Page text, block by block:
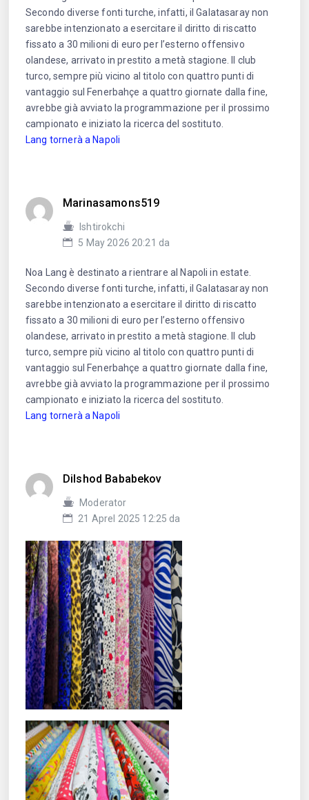
Secondo diverse fonti turche, infatti, il Galatasaray non
sarebbe intenzionato a esercitare il diritto di riscatto
fissato a 30 milioni di euro per l’esterno offensivo
olandese, arrivato in prestito a metà stagione. Il club
turco, sempre più vicino al titolo con quattro punti di
vantaggio sul Fenerbahçe a quattro giornate dalla fine,
avrebbe già avviato la programmazione per il prossimo
campionato e iniziato la ricerca del sostituto.
Lang tornerà a Napoli
Marinasamons519
Ishtirokchi
5 May 2026 20:21 da
Noa Lang è destinato a rientrare al Napoli in estate.
Secondo diverse fonti turche, infatti, il Galatasaray non
sarebbe intenzionato a esercitare il diritto di riscatto
fissato a 30 milioni di euro per l’esterno offensivo
olandese, arrivato in prestito a metà stagione. Il club
turco, sempre più vicino al titolo con quattro punti di
vantaggio sul Fenerbahçe a quattro giornate dalla fine,
avrebbe già avviato la programmazione per il prossimo
campionato e iniziato la ricerca del sostituto.
Lang tornerà a Napoli
Dilshod Bababekov
Moderator
21 Aprel 2025 12:25 da